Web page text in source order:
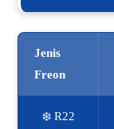
Jenis
Freon
❄️ R22